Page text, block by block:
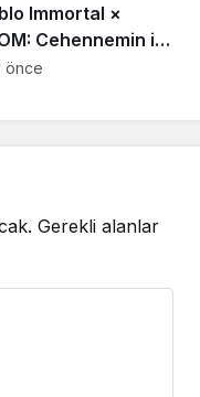
Immortal ×
Cehennemin iki
vizyonu
önce
Gerekli alanlar